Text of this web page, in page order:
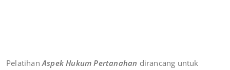
PelatihanAspek Hukum Pertanahan dirancang untuk